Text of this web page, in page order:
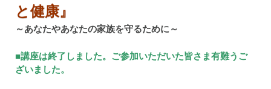
と健康』
～あなたやあなたの家族を守るために～
■講座は終了しました。ご参加いただいた皆さま有難うご
ざいました。